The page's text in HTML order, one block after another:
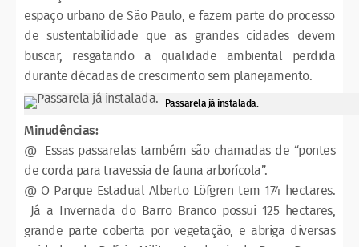
espaço urbano de São Paulo, e fazem parte do processo
de sustentabilidade que as grandes cidades devem
buscar, resgatando a qualidade ambiental perdida
durante décadas de crescimento sem planejamento.
Passarela já instalada.
Minudências:
@ Essas passarelas também são chamadas de “pontes
de corda para travessia de fauna arborícola”.
@ O Parque Estadual Alberto Löfgren tem 174 hectares.
Já a Invernada do Barro Branco possui 125 hectares,
grande parte coberta por vegetação, e abriga diversas